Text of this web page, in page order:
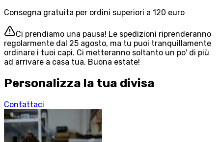
Consegna gratuita per ordini superiori a 120 euro
Ci prendiamo una pausa! Le spedizioni riprenderanno
regolarmente dal 25 agosto, ma tu puoi tranquillamente
ordinare i tuoi capi. Ci metteranno soltanto un po' di più
ad arrivare a casa tua. Buona estate!
Personalizza la tua divisa
Contattaci